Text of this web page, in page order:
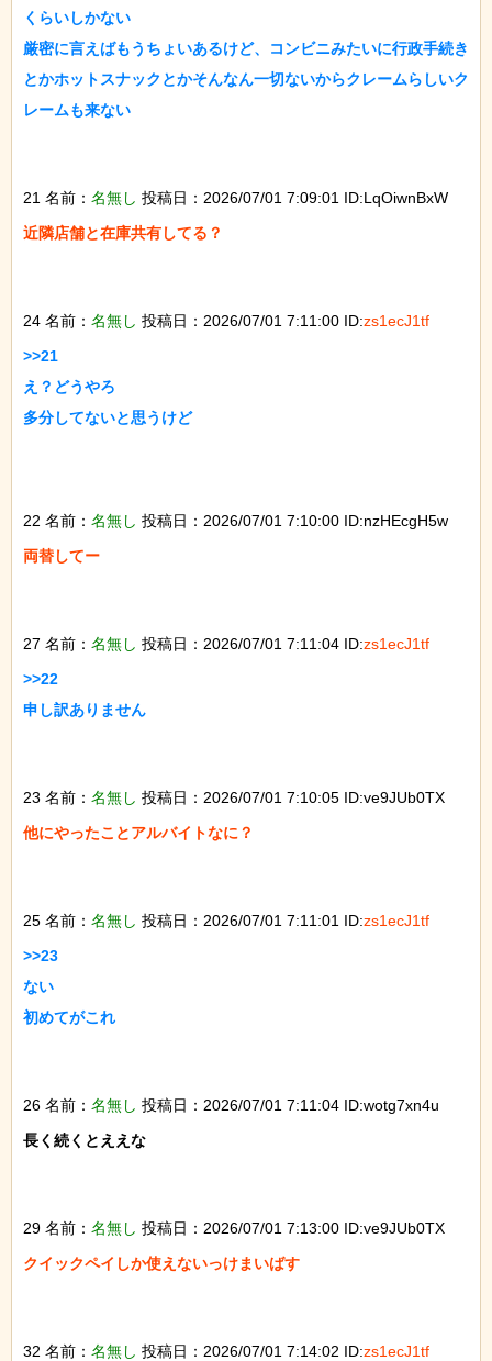
くらいしかない
厳密に言えばもうちょいあるけど、コンビニみたいに行政手続き
とかホットスナックとかそんなん一切ないからクレームらしいク
レームも来ない
21 名前： 名無し 投稿日：2026/07/01 7:09:01 ID:LqOiwnBxW
近隣店舗と在庫共有してる？
24 名前： 名無し 投稿日：2026/07/01 7:11:00 ID:zs1ecJ1tf
>>21
え？どうやろ
多分してないと思うけど
22 名前： 名無し 投稿日：2026/07/01 7:10:00 ID:nzHEcgH5w
両替してー
27 名前： 名無し 投稿日：2026/07/01 7:11:04 ID:zs1ecJ1tf
>>22
申し訳ありません
23 名前： 名無し 投稿日：2026/07/01 7:10:05 ID:ve9JUb0TX
他にやったことアルバイトなに？
25 名前： 名無し 投稿日：2026/07/01 7:11:01 ID:zs1ecJ1tf
>>23
ない
初めてがこれ
26 名前： 名無し 投稿日：2026/07/01 7:11:04 ID:wotg7xn4u
長く続くとええな
29 名前： 名無し 投稿日：2026/07/01 7:13:00 ID:ve9JUb0TX
クイックペイしか使えないっけまいばす
32 名前： 名無し 投稿日：2026/07/01 7:14:02 ID:zs1ecJ1tf